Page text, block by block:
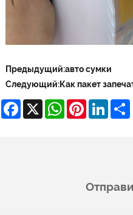
Предыдущий:авто сумки
Следующий:Как пакет
Facebook
X WhatsApp
Pinterest